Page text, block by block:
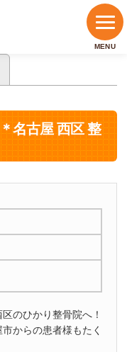
MENU
名古屋 西区 整
のひかり整骨院へ！
からの患者様もたく